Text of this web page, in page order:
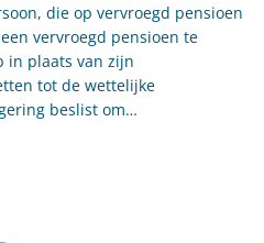
die op vervroegd pensioen
vervroegd pensioen te
in plaats van zijn
tot de wettelijke
beslist om…